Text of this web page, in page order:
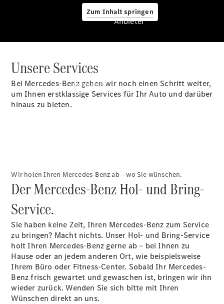
Zum Inhalt springen
Anbieter
Übersicht
Ansprechpartner
finden
Beratung
vereinbaren
Tel: +49
7223
8083830
Anbieter
Unsere Services
Bei Mercedes-Benz gehen wir noch einen Schritt weiter,
um Ihnen erstklassige Services für Ihr Auto und darüber
hinaus zu bieten.
Wir holen Ihren Mercedes-Benz ab – wo Sie wünschen.
Der Mercedes-Benz Hol- und Bring-
Service.
Sie haben keine Zeit, Ihren Mercedes-Benz zum Service
zu bringen? Macht nichts. Unser Hol- und Bring-Service
holt Ihren Mercedes-Benz gerne ab – bei Ihnen zu
Hause oder an jedem anderen Ort, wie beispielsweise
Ihrem Büro oder Fitness-Center. Sobald Ihr Mercedes-
Benz frisch gewartet und gewaschen ist, bringen wir ihn
wieder zurück. Wenden Sie sich bitte mit Ihren
Wünschen direkt an uns.